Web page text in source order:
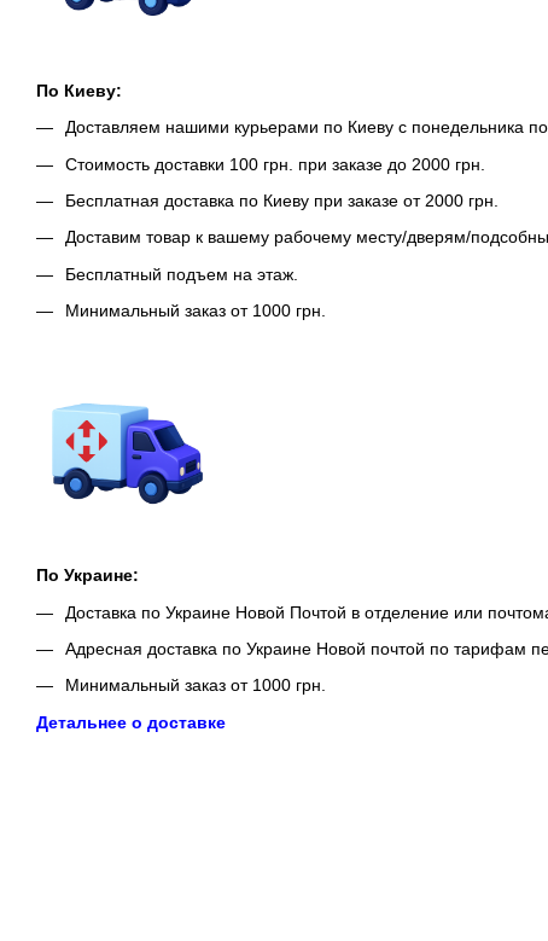
По Киеву:
Доставляем нашими курьерами по Киеву с понедельника по
Стоимость доставки 100 грн. при заказе до 2000 грн.
Бесплатная доставка по Киеву при заказе от 2000 грн.
Доставим товар к вашему рабочему месту/дверям/
Бесплатный подъем на этаж.
Минимальный заказ от 1000 грн.
По Украине:
Доставка по Украине Новой Почтой в отделение или
Адресная доставка по Украине Новой почтой по тарифам
Минимальный заказ от 1000 грн.
Детальнее о доставке